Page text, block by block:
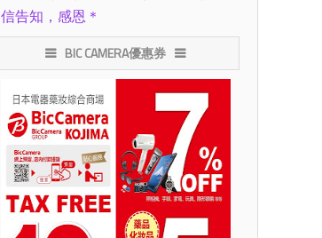
信告知，感恩＊
BIC CAMERA優惠券